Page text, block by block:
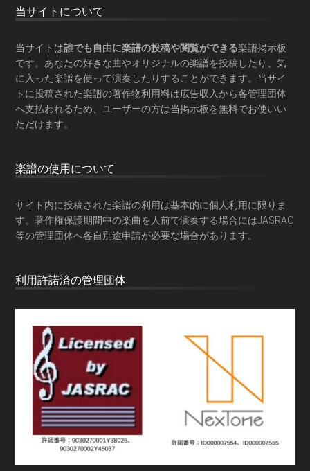
Footer
当サイトについて
当サイトは誰でも自由に楽譜の投稿や閲覧ができる楽譜掲示板
です。あなたの好きな曲やオリジナルの楽譜を投稿したり、気
に入った楽譜を使って演奏したりすることができます。当サイ
トに投稿された楽譜の著作物利用料は広告収入から各管理団体
へ支払われるため、ユーザーの方は当掲示板を無料でお使いい
ただけます。
楽譜の使用について
サイト内に投稿された楽譜の利用は基本的に個人利用に限りま
す。著作権保護期間中の楽曲を人前で演奏する場合にはJASRAC
等の管理団体へ各自別途申請が必要な場合があります。
利用許諾済の管理団体